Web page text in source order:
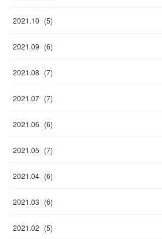
2021.10 (5)
2021.09 (6)
2021.08 (7)
2021.07 (7)
2021.06 (6)
2021.05 (7)
2021.04 (6)
2021.03 (6)
2021.02 (5)